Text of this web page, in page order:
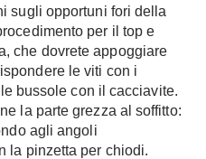
sugli opportuni fori della
per il top e
che dovrete appoggiare
le viti con i
bussole con il cacciavite.
la parte grezza al soffitto:
agli angoli
la pinzetta per chiodi.